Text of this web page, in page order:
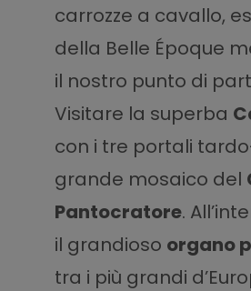
carrozze a cavallo,
della Belle Époque
il nostro punto di
Visitare la superba
con i tre portali
grande mosaico del
Pantocratore.
il grandioso organo
tra i più grandi